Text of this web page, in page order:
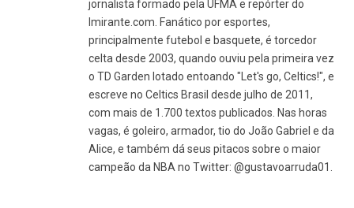
jornalista formado pela UFMA e repórter do
Imirante.com. Fanático por esportes,
principalmente futebol e basquete, é torcedor
celta desde 2003, quando ouviu pela primeira vez
o TD Garden lotado entoando "Let's go, Celtics!", e
escreve no Celtics Brasil desde julho de 2011,
com mais de 1.700 textos publicados. Nas horas
vagas, é goleiro, armador, tio do João Gabriel e da
Alice, e também dá seus pitacos sobre o maior
campeão da NBA no Twitter: @gustavoarruda01.